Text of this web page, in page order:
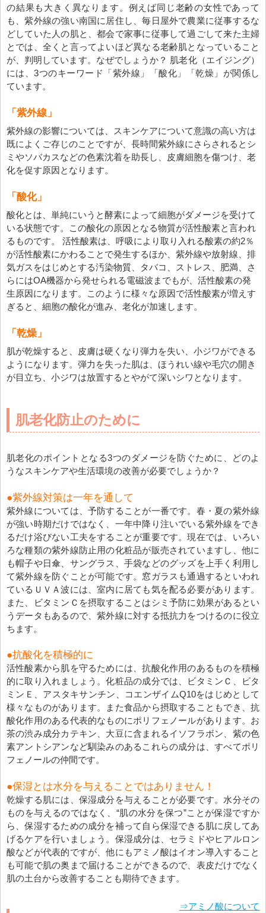
の結果も大きく異なります。例えば同じ老齢の女性であって
も、紫外線の強い南国に居住し、毎日屋外で農業に従事するな
どしていた人の肌と、都会で家事に従事して過ごして来た主婦
とでは、全くと言ってよいほど異なる老齢肌となっていること
が、判明しています。なぜでしょうか？ 肌老化（エイジング）
には、3つのキーワード「紫外線」「酸化」「乾燥」が関係し
ています。
「紫外線」
紫外線の影響については、スキンケアについて意識の高い方は
既によくご存じのことですが、長時間紫外線にさらされるとシ
ミやソバカスなどの色素沈着を助長し、皮膚細胞を傷つけ、老
化を促す原因となります。
「酸化」
酸化とは、単純にいうと酵素によって細胞がダメージを受けて
いる状態です。この酸化の原因となる物質が活性酸素と言われ
るものです。 活性酸素は、呼吸により取り入れる酸素の約2％
が活性酸素にかわることで発生するほか、紫外線や放射線、排
気ガスをはじめとする汚染物質、タバコ、ストレス、肥満、さ
らにはOA機器から発せられる電磁波までもが、活性酸素の発
生原因になります。このように様々な原因で活性酸素が増えす
ぎると、細胞の酸化が進み、老化が加速します。
「乾燥」
肌が乾燥すると、皮膚は硬くなり弾力を失い、小ジワができる
ようになります。弾力を失った肌は、ほうれい線や毛穴の開き
が目立ち、小ジワは放置するとやがて深いシワとなります。
肌老化防止のために
肌老化のポイントとなる3つのダメージを防ぐために、どのよ
うなスキンケアや生活環境の改善が必要でしょうか？
●紫外線対策は一年を通して
紫外線については、予防することが一番です。春・夏の紫外線
が強い時期だけではなく、一年中降り注いでいる紫外線をでき
るだけ浴びない工夫をすることが重要です。現在では、いろい
ろな種類の紫外線防止用の化粧品が販売されていますし、他に
も帽子や日傘、サングラス、手袋などのグッズを上手く利用し
て紫外線を防ぐことが可能です。窓ガラスも通過するといわれ
ているＵＶＡ波には、室内に居ても気を配る必要があります。
また、ビタミンＣを摂取することはシミ予防に効果があるとい
うデータもあるので、紫外線に対する抵抗力をつけるのに役立
ちます。
●抗酸化を積極的に
活性酸素から肌を守るためには、抗酸化作用のあるものを積極
的に取り入れましょう。化粧品の成分では、ビタミンＣ、ビタ
ミンＥ、アスタキサンチン、コエンザイムQ10をはじめとして
様々なものがあります。また食品から摂取することもでき、抗
酸化作用のある代表的なものにポリフェノールがあります。お
茶の渋み成分カテキン、大豆に含まれるイソフラボン、紫の色
素アントシアンなど馴染みのあるこれらの成分は、すべてポリ
フェノールの仲間です。
●保湿とは水分を与えることではありません！
乾燥する肌には、保湿成分を与えることが必要です。水分その
ものを与えるのではなく、“肌の水分を保つ”ことが保湿ですか
ら、保湿するための成分を補って自ら保湿できる肌に戻してあ
げるケアを行いましょう。保湿成分は、セラミドやヒアルロン
酸などが代表的ですが、他にもアミノ酸はイオン導入すること
も可能で肌の奥まで届けることができるので、表皮だけでなく
肌の土台から改善することも期待できます。
⇒アミノ酸について